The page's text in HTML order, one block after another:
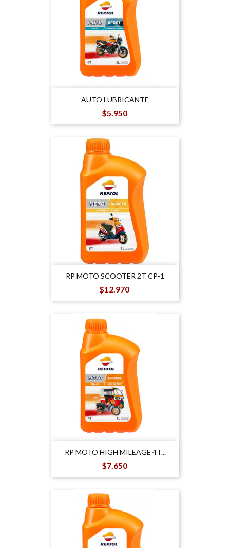
AUTO LUBRICANTE
Precio
$5.950
RP MOTO SCOOTER 2T CP-1
Precio
$12.970
RP MOTO HIGH MILEAGE 4T...
Precio
$7.650